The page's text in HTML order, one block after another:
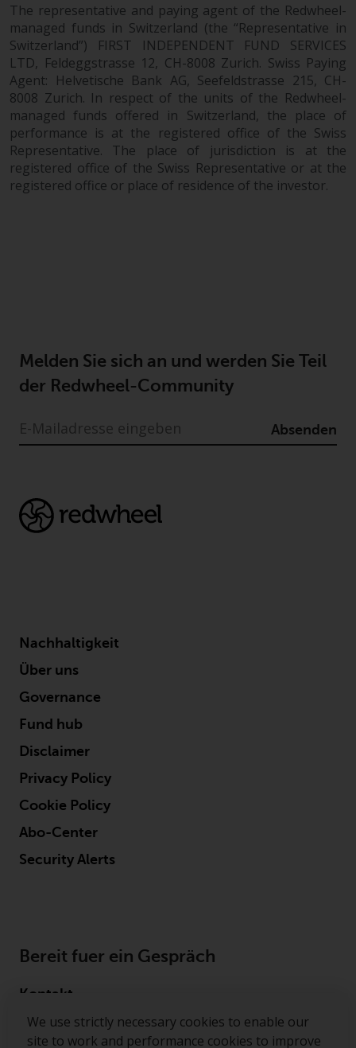
We use strictly necessary cookies to enable our
site to work and performance cookies to improve
The representative and paying agent of the Redwheel-
managed funds in Switzerland (the “Representative in
Switzerland”) FIRST INDEPENDENT FUND SERVICES
LTD, Feldeggstrasse 12, CH-8008 Zurich. Swiss Paying
Agent: Helvetische Bank AG, Seefeldstrasse 215, CH-
8008 Zurich. In respect of the units of the Redwheel-
managed funds offered in Switzerland, the place of
performance is at the registered office of the Swiss
Representative. The place of jurisdiction is at the
registered office of the Swiss Representative or at the
registered office or place of residence of the investor.
Melden Sie sich an und werden Sie Teil
der Redwheel-Community
Absenden
Nachhaltigkeit
Über uns
Governance
Fund hub
Disclaimer
Privacy Policy
Cookie Policy
Abo-Center
Security Alerts
Bereit fuer ein Gespräch
Kontakt
Folgen Sie uns